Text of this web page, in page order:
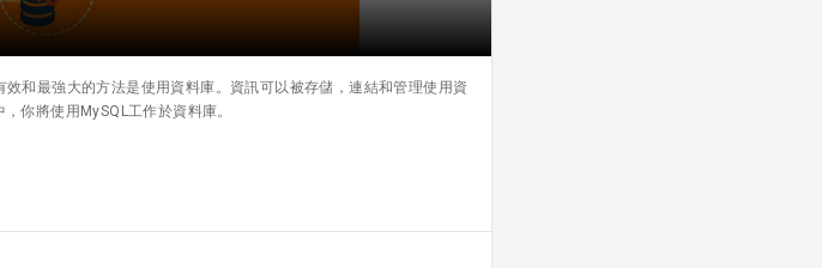
和最強大的方法是使用資料庫。資訊可以被存儲，連結和管理使用資
你將使用MySQL工作於資料庫。